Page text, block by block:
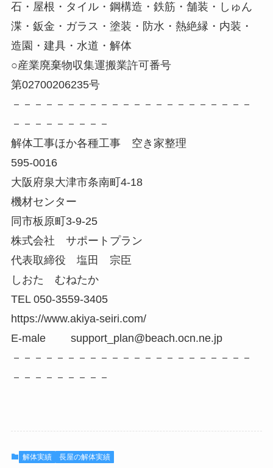
石・屋根・タイル・鋼構造・鉄筋・舗装・しゅん
渫・鈑金・ガラス・塗装・防水・熱絶縁・内装・
造園・建具・水道・解体
○産業廃棄物収集運搬業許可番号
第02700206235号
－－－－－－－－－－－－－－－－－－－－－－
－－－－－－－－－
解体工事ほか各種工事 空き家整理
595-0016
大阪府泉大津市条南町4-18
機材センター
同市板原町3-9-25
株式会社 サポートプラン
代表取締役 塩田 宗臣
しおた むねたか
TEL 050-3559-3405
https://www.akiya-seiri.com/
E-male support_plan@beach.ocn.ne.jp
－－－－－－－－－－－－－－－－－－－－－－
－－－－－－－－－
解体実績 長屋の解体実績